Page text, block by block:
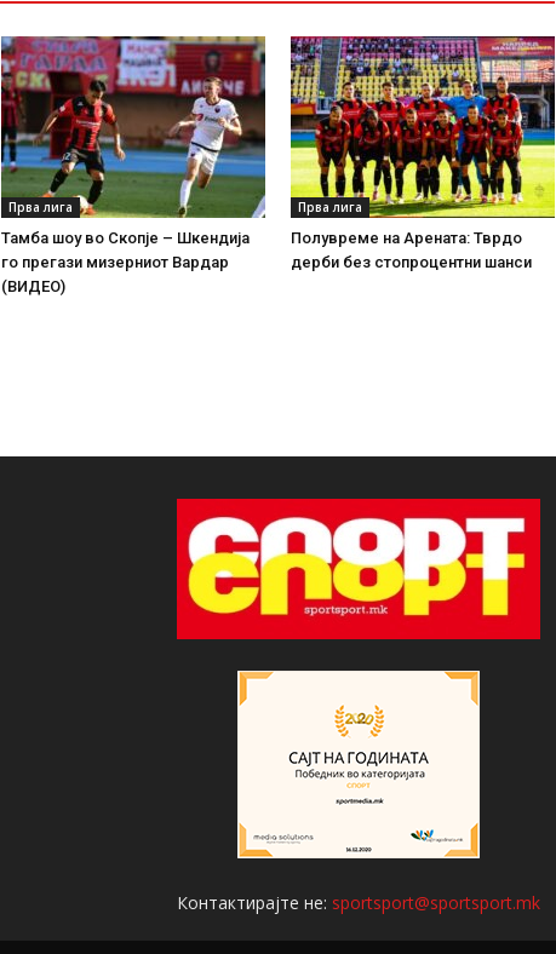
Прва лига
Тамба шоу во Скопје – Шкендија
го прегази мизерниот Вардар
(ВИДЕО)
Прва лига
Полувреме на Арената: Тврдо
дерби без стопроцентни шанси
Контактирајте не: sportsport@sportsport.mk